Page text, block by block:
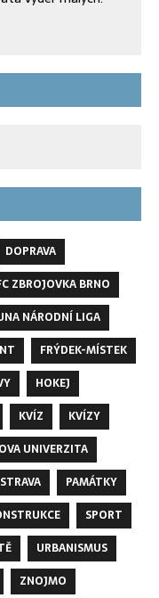
DOPRAVA
ZBROJOVKA BRNO
NÁRODNÍ LIGA
FRÝDEK-MÍSTEK
HOKEJ
KVÍZ
KVÍZY
UNIVERZITA
PAMÁTKY
SPORT
URBANISMUS
ZNOJMO